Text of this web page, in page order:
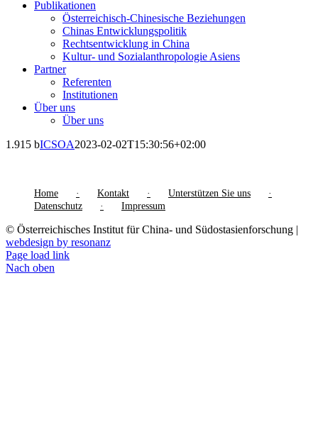
Publikationen
Österreichisch-Chinesische Beziehungen
Chinas Entwicklungspolitik
Rechtsentwicklung in China
Kultur- und Sozialanthropologie Asiens
Partner
Referenten
Institutionen
Über uns
Über uns
1.915 bICSOA2023-02-02T15:30:56+02:00
Home Kontakt
Unterstützen Sie uns
Datenschutz
Impressum
© Österreichisches Institut für China- und Südostasienforschung |
webdesign by resonanz
Page load link
Nach oben